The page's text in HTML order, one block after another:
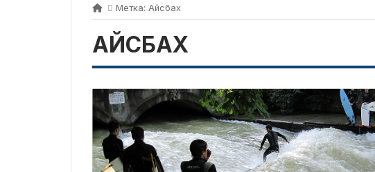
Метка: Айсбах
АЙСБАХ